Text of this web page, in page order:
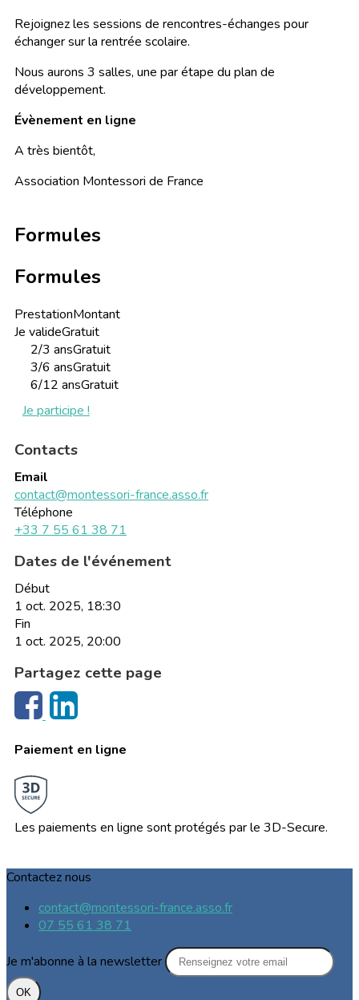
Rejoignez les sessions de rencontres-échanges pour
échanger sur la rentrée scolaire.
Nous aurons 3 salles, une par étape du plan de
développement.
Évènement en ligne
A très bientôt,
Association Montessori de France
Formules
Formules
PrestationMontant
Je valideGratuit
2/3 ansGratuit
3/6 ansGratuit
6/12 ansGratuit
Je participe !
Contacts
Email
contact@montessori-france.asso.fr
Téléphone
+33 7 55 61 38 71
Dates de l'événement
Début
1 oct. 2025, 18:30
Fin
1 oct. 2025, 20:00
Partagez cette page
Paiement en ligne
Les paiements en ligne sont protégés par le 3D-Secure.
Contactez nous
contact@montessori-france.asso.fr
07 55 61 38 71
Je m'abonne à la newsletter
OK